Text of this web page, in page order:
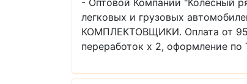
- Оптовой Компании "Колесный
легковых и грузовых
КОМПЛЕКТОВЩИКИ. Оплата от 95
переработок х 2, оформление